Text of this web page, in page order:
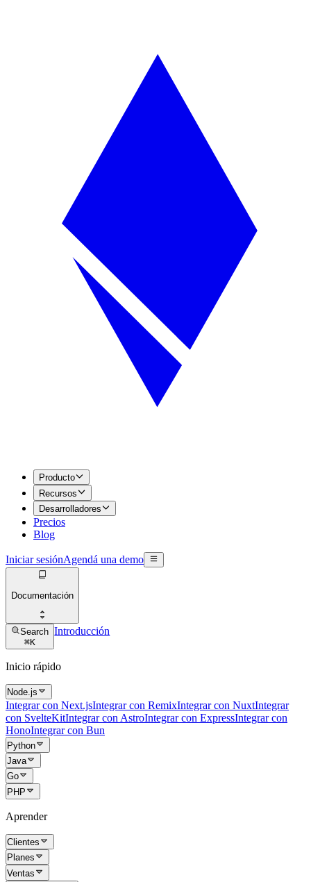
Producto
Recursos
Desarrolladores
Precios
Blog
Iniciar sesiónAgendá una demo
Documentación
Search
⌘K
Introducción
Inicio rápido
Node.js
Integrar con Next.jsIntegrar con RemixIntegrar con NuxtIntegrar
con SvelteKitIntegrar con AstroIntegrar con ExpressIntegrar con
HonoIntegrar con Bun
Python
Java
Go
PHP
Aprender
Clientes
Planes
Ventas